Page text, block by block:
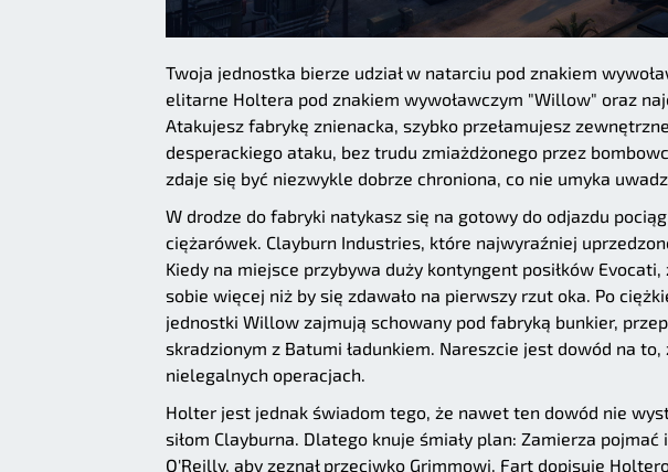
Twoja jednostka bierze udział w natarciu pod znakiem
elitarne Holtera pod znakiem wywoławczym "Willow" oraz
Atakujesz fabrykę znienacka, szybko przełamujesz
desperackiego ataku, bez trudu zmiażdżonego przez
zdaje się być niezwykle dobrze chroniona, co nie umyka
W drodze do fabryki natykasz się na gotowy do odjazdu
ciężarówek. Clayburn Industries, które najwyraźniej
Kiedy na miejsce przybywa duży kontyngent posiłków
sobie więcej niż by się zdawało na pierwszy rzut oka. Po
jednostki Willow zajmują schowany pod fabryką bunkier,
skradzionym z Batumi ładunkiem. Nareszcie jest dowód na to,
nielegalnych operacjach.
Holter jest jednak świadom tego, że nawet ten dowód nie
siłom Clayburna. Dlatego knuje śmiały plan: Zamierza
O'Reilly, aby zeznał przeciwko Grimmowi. Fart dopisuje